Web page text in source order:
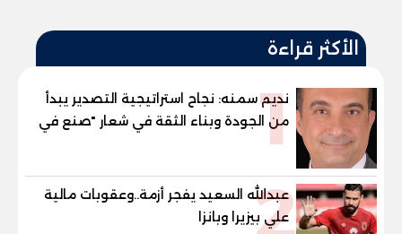
الأكثر قراءة
1
نديم سمنه: نجاح استراتيجية التصدير يبدأ
من الجودة وبناء الثقة في شعار "صنع في
مصر"
2
عبدالله السعيد يفجر أزمة..وعقوبات مالية
علي بيزيرا وبانزا